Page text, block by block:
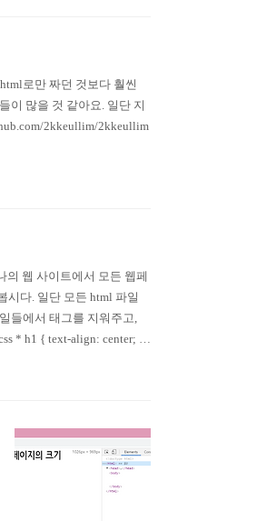
로만 짜던 것보다 훨씬
이 많을 것 같아요. 일단 지
2kkeullim/2kkeullim
의 웹 사이트에서 모든 웹페
시다. 일단 모든 html 파일
들에서 태그를 지워주고,
* h1 { text-align: center; fo